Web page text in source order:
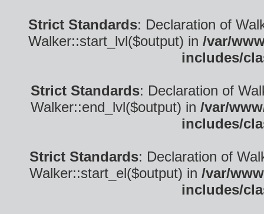
Strict Standards: Declaration of
Walker::start_lvl($output) in /var/
includes/
Strict Standards: Declaration of
Walker::end_lvl($output) in /var/
includes/
Strict Standards: Declaration of
Walker::start_el($output) in /var/
includes/